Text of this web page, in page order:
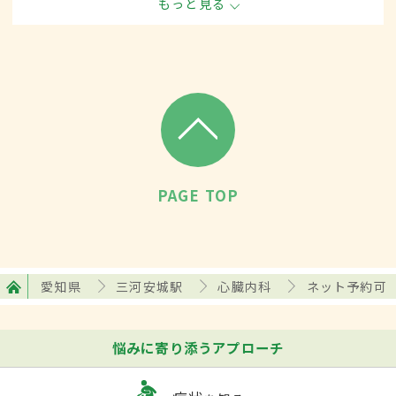
もっと見る
PAGE TOP
愛知県 三河安城駅 心臓内科 ネット予約可
悩みに寄り添うアプローチ